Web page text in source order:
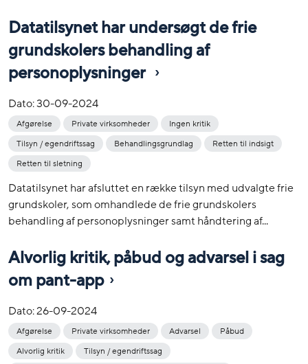
Datatilsynet har undersøgt de frie
grundskolers behandling af
personoplysninger
Dato:30-09-2024
Afgørelse Private virksomheder
Ingen kritik
Tilsyn / egendriftssag
Behandlingsgrundlag
Retten til indsigt
Retten til sletning
Datatilsynet har afsluttet en række tilsyn med udvalgte frie
grundskoler, som omhandlede de frie grundskolers
behandling af personoplysninger samt håndtering af...
Alvorlig kritik, påbud og advarsel i sag
om pant-app
Dato:26-09-2024
Afgørelse Private virksomheder Advarsel
Påbud
Alvorlig kritik
Tilsyn / egendriftssag